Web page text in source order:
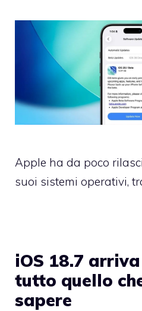
Apple ha da poco
suoi sistemi operativi,
iOS 18.7
tutto quello
sapere